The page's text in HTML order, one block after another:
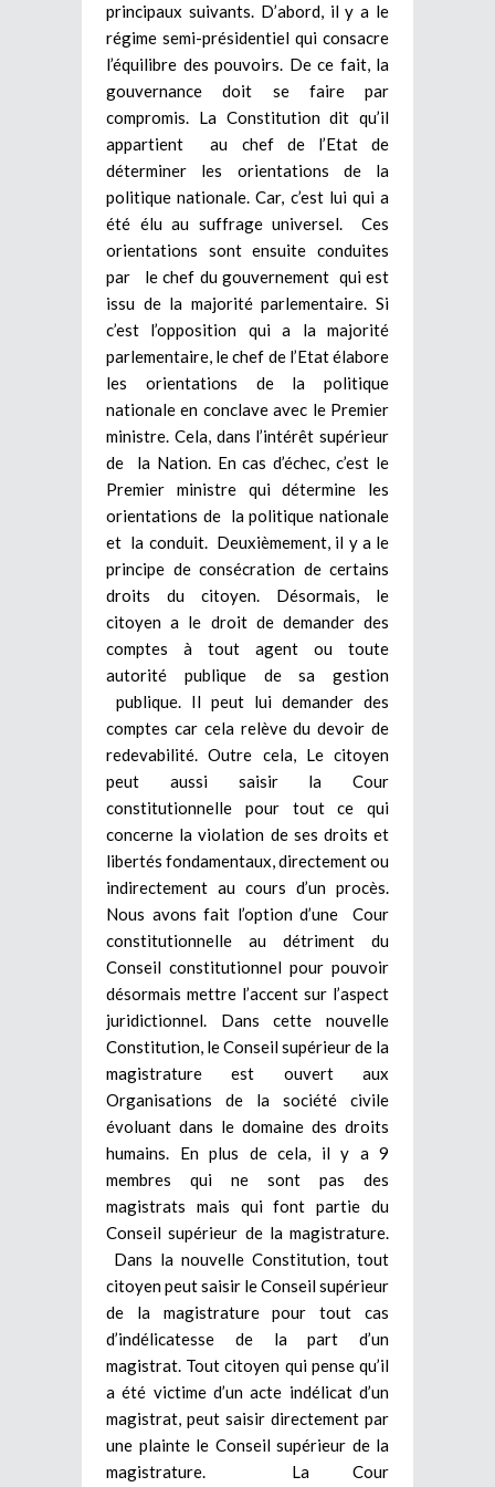
principaux suivants. D’abord, il y a le
régime semi-présidentiel qui consacre
l’équilibre des pouvoirs. De ce fait, la
gouvernance doit se faire par
compromis. La Constitution dit qu’il
appartient au chef de l’Etat de
déterminer les orientations de la
politique nationale. Car, c’est lui qui a
été élu au suffrage universel. Ces
orientations sont ensuite conduites
par le chef du gouvernement qui est
issu de la majorité parlementaire. Si
c’est l’opposition qui a la majorité
parlementaire, le chef de l’Etat élabore
les orientations de la politique
nationale en conclave avec le Premier
ministre. Cela, dans l’intérêt supérieur
de la Nation. En cas d’échec, c’est le
Premier ministre qui détermine les
orientations de la politique nationale
et la conduit. Deuxièmement, il y a le
principe de consécration de certains
droits du citoyen. Désormais, le
citoyen a le droit de demander des
comptes à tout agent ou toute
autorité publique de sa gestion
publique. Il peut lui demander des
comptes car cela relève du devoir de
redevabilité. Outre cela, Le citoyen
peut aussi saisir la Cour
constitutionnelle pour tout ce qui
concerne la violation de ses droits et
libertés fondamentaux, directement ou
indirectement au cours d’un procès.
Nous avons fait l’option d’une Cour
constitutionnelle au détriment du
Conseil constitutionnel pour pouvoir
désormais mettre l’accent sur l’aspect
juridictionnel. Dans cette nouvelle
Constitution, le Conseil supérieur de la
magistrature est ouvert aux
Organisations de la société civile
évoluant dans le domaine des droits
humains. En plus de cela, il y a 9
membres qui ne sont pas des
magistrats mais qui font partie du
Conseil supérieur de la magistrature.
Dans la nouvelle Constitution, tout
citoyen peut saisir le Conseil supérieur
de la magistrature pour tout cas
d’indélicatesse de la part d’un
magistrat. Tout citoyen qui pense qu’il
a été victime d’un acte indélicat d’un
magistrat, peut saisir directement par
une plainte le Conseil supérieur de la
magistrature. La Cour